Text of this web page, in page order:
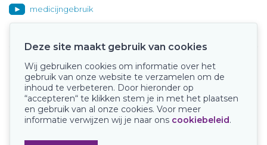
medicijngebruik
Onze keurmerken
Deze site maakt gebruik van cookies
Wij gebruiken cookies om informatie over het
gebruik van onze website te verzamelen om de
inhoud te verbeteren. Door hieronder op
“accepteren“ te klikken stem je in met het plaatsen
en gebruik van al onze cookies. Voor meer
informatie verwijzen wij je naar ons cookiebeleid.